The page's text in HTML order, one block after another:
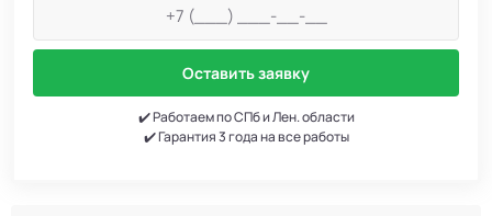
Оставить заявку
✔️ Работаем по СПб и Лен. области
✔️ Гарантия 3 года на все работы